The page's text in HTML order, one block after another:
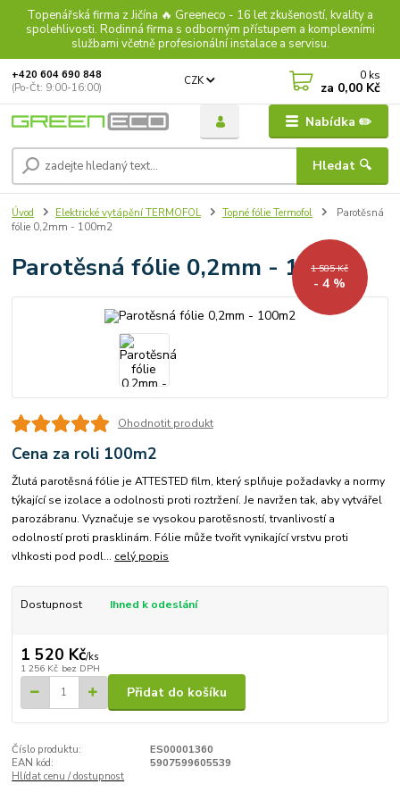
Topenářská firma z Jičína 🔥 Greeneco - 16 let zkušeností, kvality a
spolehlivosti. Rodinná firma s odborným přístupem a komplexními
službami včetně profesionální instalace a servisu.
Nabídka ✏️
CZK
Hledat 🔍
+420 604 690 848
(Po-Čt: 9:00-16:00)
0 ks
za 0,00 Kč
Úvod Elektrické vytápění TERMOFOL Topné fólie Termofol
Parotěsná
fólie 0,2mm - 100m2
Parotěsná fólie 0,2mm - 100m2
1 585 Kč
- 4 %
Ohodnotit produkt
Cena za roli 100m2
Žlutá parotěsná fólie je ATTESTED film, který splňuje požadavky a normy
týkající se izolace a odolnosti proti roztržení. Je navržen tak, aby vytvářel
parozábranu. Vyznačuje se vysokou parotěsností, trvanlivostí a
odolností proti prasklinám. Fólie může tvořit vynikající vrstvu proti
vlhkosti pod podl... celý popis
Dostupnost Ihned k odeslání
1 520 Kč/ks
1 256 Kč bez DPH
Přidat do košíku
Číslo produktu:
ES00001360
EAN kód:
5907599605539
Hlídat cenu / dostupnost